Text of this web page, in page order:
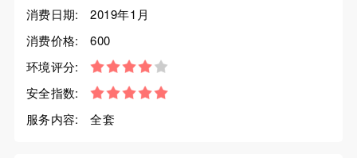
消费日期:
2019年1月
消费价格:
600
环境评分:
安全指数:
服务内容:
全套